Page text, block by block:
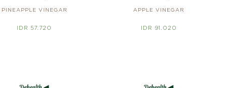
PINEAPPLE VINEGAR
IDR 57.720
APPLE VINEGAR
IDR 91.020